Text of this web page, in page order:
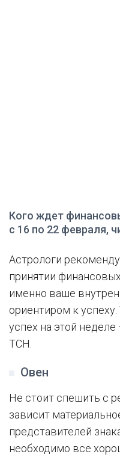
Кого ждет
с 16 по 22 февраля,
Астрологи
принятии
именно ваше
ориентиром к
успех на этой
ТСН.
Овен
Не стоит спешить с
зависит
представителей
необходимо все